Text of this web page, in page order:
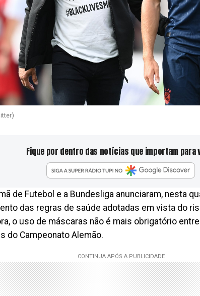
Fique por dentro das notícias que importam para
de Futebol e a Bundesliga anunciaram, nesta
das regras de saúde adotadas em vista do
o uso de máscaras não é mais obrigatório
do Campeonato Alemão.